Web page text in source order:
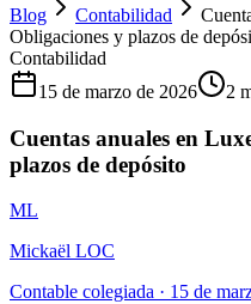
Blog Contabilidad
Obligaciones y plazos de
Contabilidad
15 de marzo de 2026
2
Cuentas anuales en
plazos de depósito
ML
Mickaël LOC
Contable colegiada · 15 de